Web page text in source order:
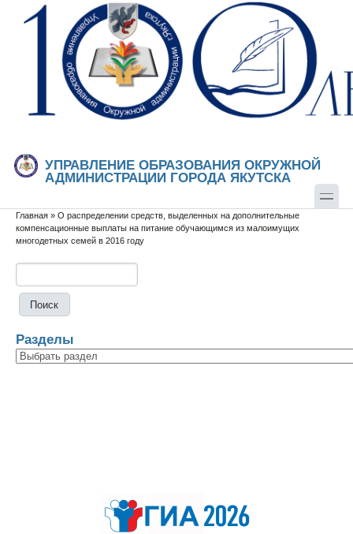
Перейти к основному содержанию
Skip to search
УПРАВЛЕНИЕ ОБРАЗОВАНИЯ ОКРУЖНОЙ
АДМИНИСТРАЦИИ ГОРОДА ЯКУТСКА
Вы здесь
Главная » О распределении средств, выделенных на дополнительные
компенсационные выплаты на питание обучающимся из малоимущих
многодетных семей в 2016 году
Разделы